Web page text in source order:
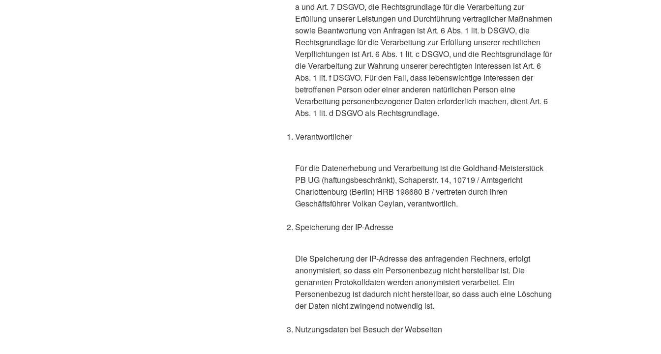
a und Art. 7 DSGVO, die Rechtsgrundlage für die Verarbeitung zur
Erfüllung unserer Leistungen und Durchführung vertraglicher Maßnahmen
sowie Beantwortung von Anfragen ist Art. 6 Abs. 1 lit. b DSGVO, die
Rechtsgrundlage für die Verarbeitung zur Erfüllung unserer rechtlichen
Verpflichtungen ist Art. 6 Abs. 1 lit. c DSGVO, und die Rechtsgrundlage für
die Verarbeitung zur Wahrung unserer berechtigten Interessen ist Art. 6
Abs. 1 lit. f DSGVO. Für den Fall, dass lebenswichtige Interessen der
betroffenen Person oder einer anderen natürlichen Person eine
Verarbeitung personenbezogener Daten erforderlich machen, dient Art. 6
Abs. 1 lit. d DSGVO als Rechtsgrundlage.
Verantwortlicher
Für die Datenerhebung und Verarbeitung ist die Goldhand-Meisterstück
PB UG (haftungsbeschränkt), Schaperstr. 14, 10719 / Amtsgericht
Charlottenburg (Berlin) HRB 198680 B / vertreten durch ihren
Geschäftsführer Volkan Ceylan, verantwortlich.
Speicherung der IP-Adresse
Die Speicherung der IP-Adresse des anfragenden Rechners, erfolgt
anonymisiert, so dass ein Personenbezug nicht herstellbar ist. Die
genannten Protokolldaten werden anonymisiert verarbeitet. Ein
Personenbezug ist dadurch nicht herstellbar, so dass auch eine Löschung
der Daten nicht zwingend notwendig ist.
Nutzungsdaten bei Besuch der Webseiten